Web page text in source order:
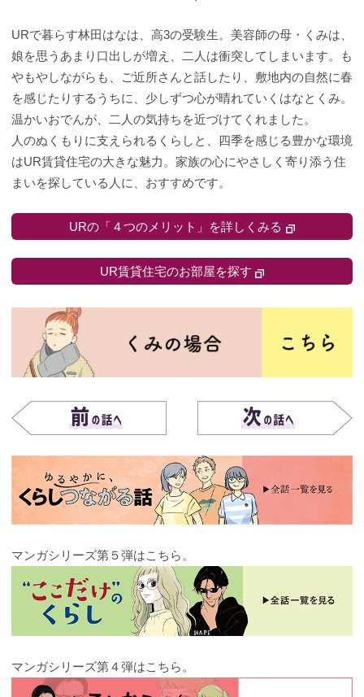
URで暮らす林田はなは、高3の受験生。美容師の母・くみは、
娘を思うあまり口出しが増え、二人は衝突してしまいます。も
やもやしながらも、ご近所さんと話したり、敷地内の自然に春
を感じたりするうちに、少しずつ心が晴れていくはなとくみ。
温かいおでんが、二人の気持ちを近づけてくれました。
人のぬくもりに支えられるくらしと、四季を感じる豊かな環境
はUR賃貸住宅の大きな魅力。家族の心にやさしく寄り添う住
まいを探している人に、おすすめです。
URの「４つのメリット」を詳しくみる
UR賃貸住宅のお部屋を探す
マンガシリーズ第５弾はこちら。
マンガシリーズ第４弾はこちら。